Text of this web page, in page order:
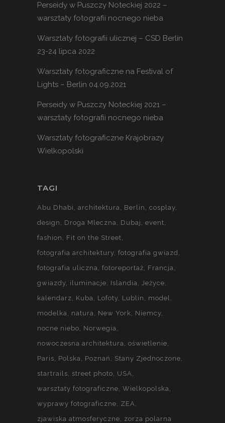
Perseidy w Puszczy Noteckiej 2022 –
warsztaty fotografii nocnego nieba
Warsztaty fotografii ulicznej – CSD Berlin
23-24 lipca 2022
Warsztaty fotograficzne na Festival of
Lights – Berlin 04.09.2021
Perseidy w Puszczy Noteckiej 2021 –
warsztaty fotografii nocnego nieba
Warsztaty fotograficzne Krajobrazy
Wielkopolski
TAGI
Abu Dhabi architektura Berlin
cosplay
design
Droga Mleczna Dubaj
event
fashion
Fit on the Street
fotografia architektury fotografia gwiazd
fotografia uliczna
fotoreportaż
Francja
gwiazdy iluminacje Islandia
Jeżyce
kalendarz
Kuba Lofoty Lublin
model
modelka
natura New York
Niemcy
nocne niebo
Norwegia
nowoczesna architektura
oświetlenie
Paris
Polska Poznań
Stany Zjednoczone
startrails
street photo
USA
warsztaty fotograficzne Wielkopolska
wyprawy fotograficzne
ZEA
zjawiska atmosferyczne
zorza polarna